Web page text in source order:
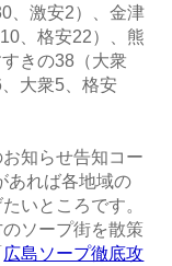
、激安2）、金津
、格安22）、熊
きの38（大衆
大衆5、格安
知らせ告知コー
あれば各地域の
いところです。
ソープ街を散策
広島ソープ徹底攻